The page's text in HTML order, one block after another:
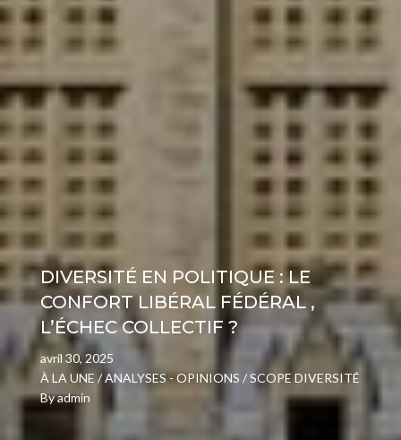
DIVERSITÉ EN POLITIQUE : LE
CONFORT LIBÉRAL FÉDÉRAL ,
L’ÉCHEC COLLECTIF ?
avril 30, 2025
À LA UNE /ANALYSES - OPINIONS /SCOPE DIVERSITÉ
Byadmin